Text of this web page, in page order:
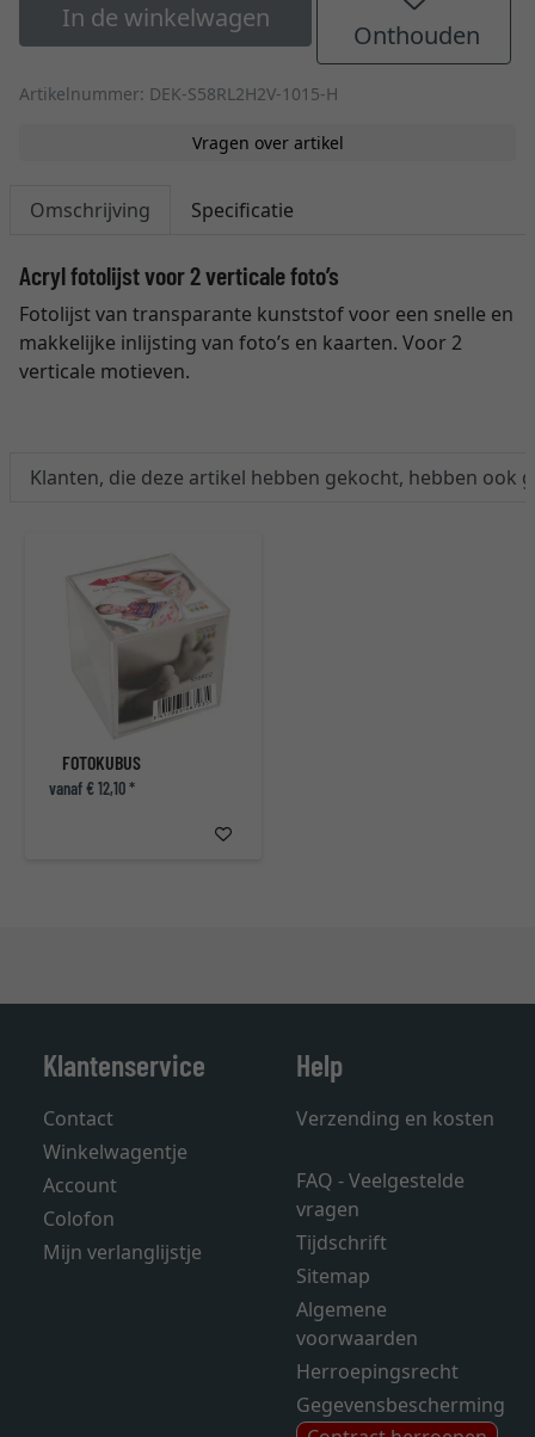
In de winkelwagen
Onthouden
Artikelnummer: DEK-S58RL2H2V-1015-H
Vragen over artikel
Omschrijving Specificatie
Acryl fotolijst voor 2 verticale foto’s
Fotolijst van transparante kunststof voor een snelle en
makkelijke inlijsting van foto’s en kaarten. Voor 2
verticale motieven.
Klanten, die deze artikel hebben gekocht, hebben ook
FOTOKUBUS
vanaf € 12,10 *
Klantenservice
Contact
Winkelwagentje
Account
Colofon
Mijn verlanglijstje
Help
Verzending en kosten
FAQ - Veelgestelde
vragen
Tijdschrift
Sitemap
Algemene
voorwaarden
Herroepingsrecht
Gegevensbescherming